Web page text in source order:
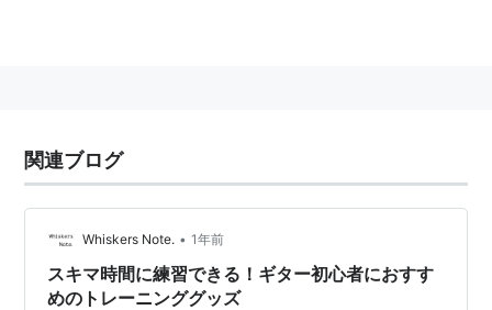
関連ブログ
Whiskers Note. • 1年前
スキマ時間に練習できる！ギター初心者におすす
めのトレーニンググッズ